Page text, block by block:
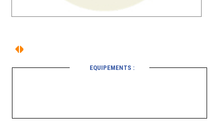
EQUIPEMENTS :